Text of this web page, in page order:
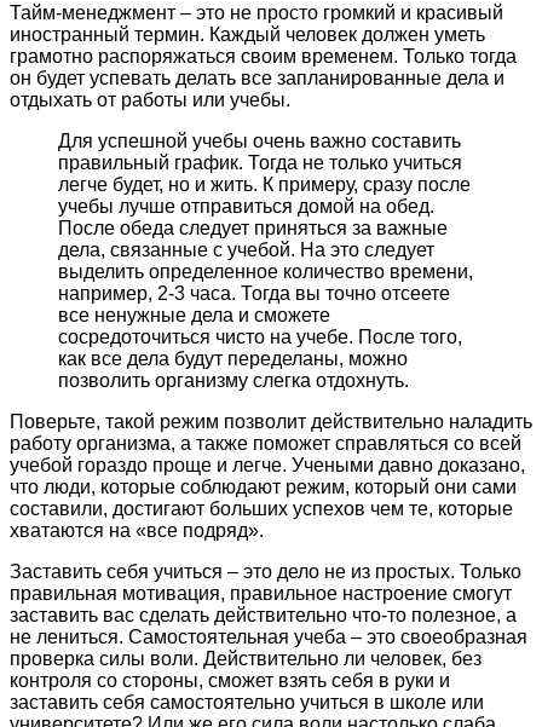
Тайм-менеджмент – это не просто громкий и красивый
иностранный термин. Каждый человек должен уметь
грамотно распоряжаться своим временем. Только тогда
он будет успевать делать все запланированные дела и
отдыхать от работы или учебы.
Для успешной учебы очень важно составить
правильный график. Тогда не только учиться
легче будет, но и жить. К примеру, сразу после
учебы лучше отправиться домой на обед.
После обеда следует приняться за важные
дела, связанные с учебой. На это следует
выделить определенное количество времени,
например, 2-3 часа. Тогда вы точно отсеете
все ненужные дела и сможете
сосредоточиться чисто на учебе. После того,
как все дела будут переделаны, можно
позволить организму слегка отдохнуть.
Поверьте, такой режим позволит действительно наладить
работу организма, а также поможет справляться со всей
учебой гораздо проще и легче. Учеными давно доказано,
что люди, которые соблюдают режим, который они сами
составили, достигают больших успехов чем те, которые
хватаются на «все подряд».
Заставить себя учиться – это дело не из простых. Только
правильная мотивация, правильное настроение смогут
заставить вас сделать действительно что-то полезное, а
не лениться. Самостоятельная учеба – это своеобразная
проверка силы воли. Действительно ли человек, без
контроля со стороны, сможет взять себя в руки и
заставить себя самостоятельно учиться в школе или